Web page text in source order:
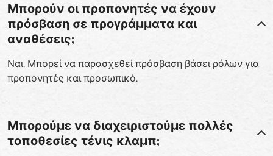
Μπορούν οι προπονητές να έχουν
πρόσβαση σε προγράμματα και
αναθέσεις;
Ναι. Μπορεί να παρασχεθεί πρόσβαση βάσει ρόλων για
προπονητές και προσωπικό.
Μπορούμε να διαχειριστούμε πολλές
τοποθεσίες τένις κλαμπ;